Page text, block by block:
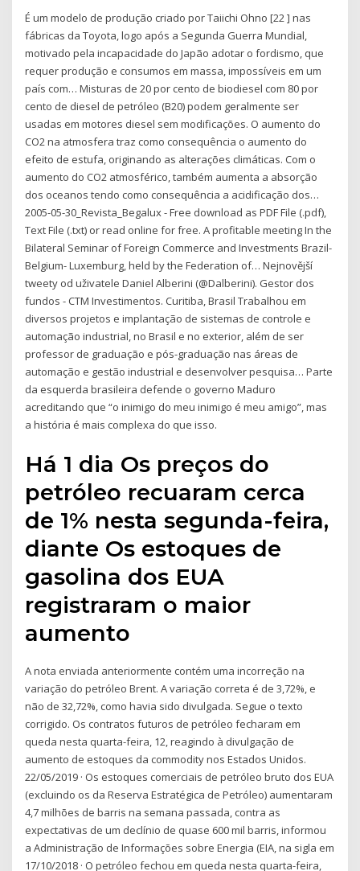
É um modelo de produção criado por Taiichi Ohno [22 ] nas
fábricas da Toyota, logo após a Segunda Guerra Mundial,
motivado pela incapacidade do Japão adotar o fordismo, que
requer produção e consumos em massa, impossíveis em um
país com… Misturas de 20 por cento de biodiesel com 80 por
cento de diesel de petróleo (B20) podem geralmente ser
usadas em motores diesel sem modificações. O aumento do
CO2 na atmosfera traz como consequência o aumento do
efeito de estufa, originando as alterações climáticas. Com o
aumento do CO2 atmosférico, também aumenta a absorção
dos oceanos tendo como consequência a acidificação dos…
2005-05-30_Revista_Begalux - Free download as PDF File (.pdf),
Text File (.txt) or read online for free. A profitable meeting In the
Bilateral Seminar of Foreign Commerce and Investments Brazil-
Belgium- Luxemburg, held by the Federation of… Nejnovější
tweety od uživatele Daniel Alberini (@Dalberini). Gestor dos
fundos - CTM Investimentos. Curitiba, Brasil Trabalhou em
diversos projetos e implantação de sistemas de controle e
automação industrial, no Brasil e no exterior, além de ser
professor de graduação e pós-graduação nas áreas de
automação e gestão industrial e desenvolver pesquisa… Parte
da esquerda brasileira defende o governo Maduro
acreditando que “o inimigo do meu inimigo é meu amigo”, mas
a história é mais complexa do que isso.
Há 1 dia Os preços do
petróleo recuaram cerca
de 1% nesta segunda-feira,
diante Os estoques de
gasolina dos EUA
registraram o maior
aumento
A nota enviada anteriormente contém uma incorreção na
variação do petróleo Brent. A variação correta é de 3,72%, e
não de 32,72%, como havia sido divulgada. Segue o texto
corrigido. Os contratos futuros de petróleo fecharam em
queda nesta quarta-feira, 12, reagindo à divulgação de
aumento de estoques da commodity nos Estados Unidos.
22/05/2019 · Os estoques comerciais de petróleo bruto dos EUA
(excluindo os da Reserva Estratégica de Petróleo) aumentaram
4,7 milhões de barris na semana passada, contra as
expectativas de um declínio de quase 600 mil barris, informou
a Administração de Informações sobre Energia (EIA, na sigla em
17/10/2018 · O petróleo fechou em queda nesta quarta-feira,